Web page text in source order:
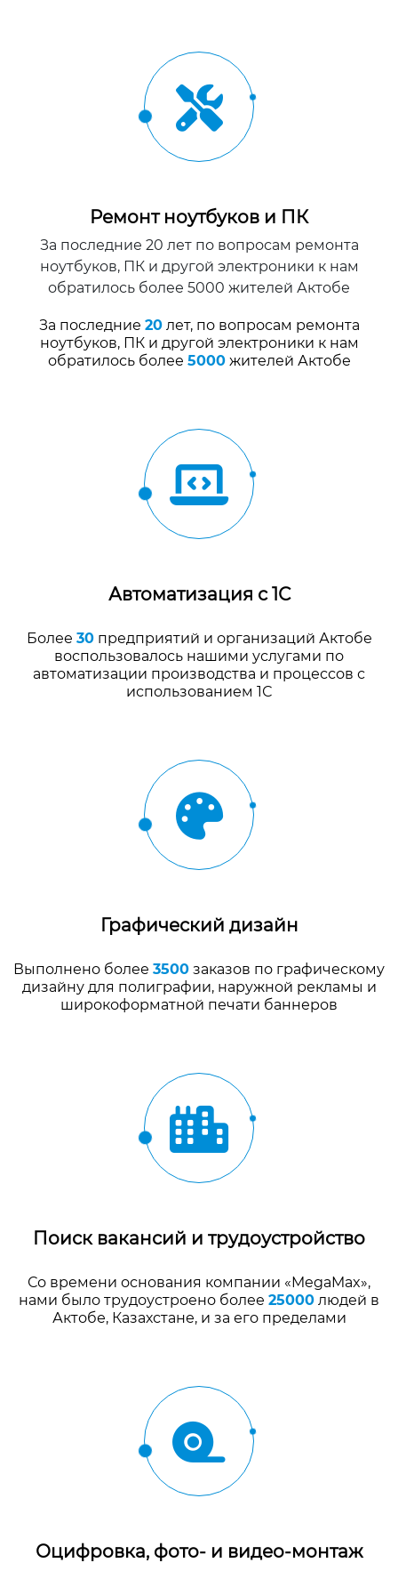
Ремонт ноутбуков и ПК
За последние 20 лет по вопросам ремонта
ноутбуков, ПК и другой электроники к нам
обратилось более 5000 жителей Актобе
За последние 20лет, по вопросам ремонта
ноутбуков, ПК и другой электроники к нам
обратилось более 5000жителей Актобе
Автоматизация с 1С
Более 30предприятий и организаций Актобе
воспользовалось нашими услугами по
автоматизации производства и процессов с
использованием 1С
Графический дизайн
Выполнено более 3500 заказов по графическому
дизайну для полиграфии, наружной рекламы и
широкоформатной печати баннеров
Поиск вакансий и трудоустройство
Со времени основания компании «MegaMax»,
нами было трудоустроено более 25000 людей в
Актобе, Казахстане, и за его пределами
Оцифровка, фото- и видео-монтаж